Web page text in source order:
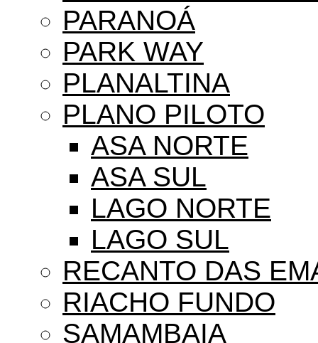
PARANOÁ
PARK WAY
PLANALTINA
PLANO PILOTO
ASA NORTE
ASA SUL
LAGO NORTE
LAGO SUL
RECANTO DAS
RIACHO FUNDO
SAMAMBAIA